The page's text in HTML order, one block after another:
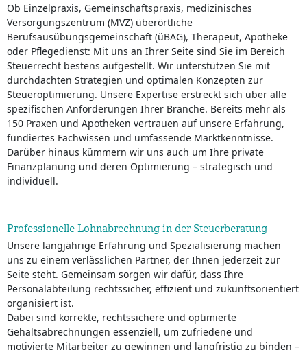
Ob Einzelpraxis, Gemeinschaftspraxis, medizinisches
Versorgungszentrum (MVZ) überörtliche
Berufsausübungsgemeinschaft (üBAG), Therapeut, Apotheke
oder Pflegedienst: Mit uns an Ihrer Seite sind Sie im Bereich
Steuerrecht bestens aufgestellt. Wir unterstützen Sie mit
durchdachten Strategien und optimalen Konzepten zur
Steueroptimierung. Unsere Expertise erstreckt sich über alle
spezifischen Anforderungen Ihrer Branche. Bereits mehr als
150 Praxen und Apotheken vertrauen auf unsere Erfahrung,
fundiertes Fachwissen und umfassende Marktkenntnisse.
Darüber hinaus kümmern wir uns auch um Ihre private
Finanzplanung und deren Optimierung – strategisch und
individuell.
Professionelle Lohnabrechnung in der Steuerberatung
Unsere langjährige Erfahrung und Spezialisierung machen
uns zu einem verlässlichen Partner, der Ihnen jederzeit zur
Seite steht. Gemeinsam sorgen wir dafür, dass Ihre
Personalabteilung rechtssicher, effizient und zukunftsorientiert
organisiert ist.
Dabei sind korrekte, rechtssichere und optimierte
Gehaltsabrechnungen essenziell, um zufriedene und
motivierte Mitarbeiter zu gewinnen und langfristig zu binden –